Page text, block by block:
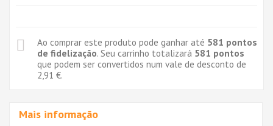
Ao comprar este produto pode ganhar até 581 pontos
de fidelização. Seu carrinho totalizará 581 pontos
que podem ser convertidos num vale de desconto de
2,91 €.
Mais informação